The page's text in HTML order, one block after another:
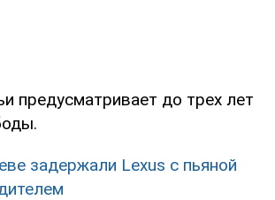
предусматривает до трех лет
задержали Lexus с пьяной